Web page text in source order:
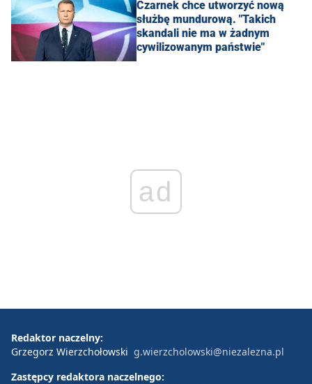
Czarnek chce utworzyć nową
służbę mundurową. "Takich
skandali nie ma w żadnym
cywilizowanym państwie"
ad
Redaktor naczelny:
Grzegorz Wierzchołowski g.wierzcholowski@niezalezna.pl
Zastępcy redaktora naczelnego: